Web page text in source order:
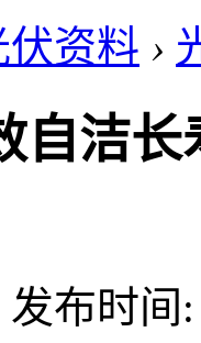
伏资料 ›
自洁
发布时间: